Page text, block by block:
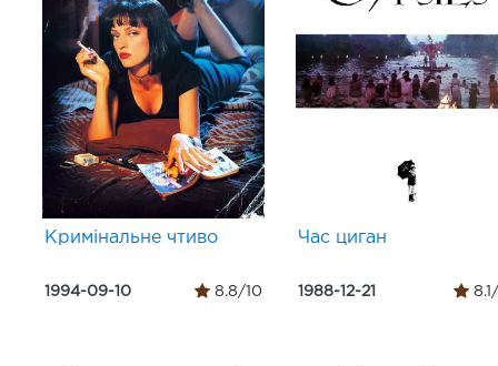
Кримінальне чтиво
1994-09-10 8.8/10
Час циган
1988-12-21